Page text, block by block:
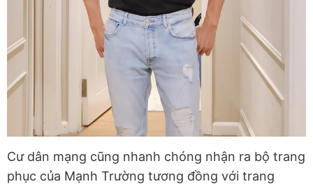
Cư dân mạng cũng nhanh chóng nhận ra bộ trang
phục của Mạnh Trường tương đồng với trang